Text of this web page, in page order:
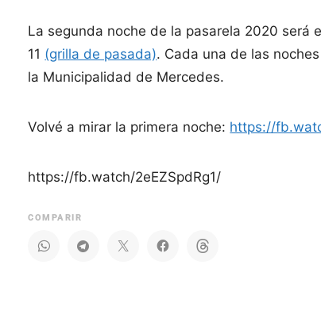
La segunda noche de la pasarela 2020 será
11 (grilla de pasada). Cada una de las
la Municipalidad de Mercedes.
Volvé a mirar la primera noche: https://
https://fb.watch/2eEZSpdRg1/
COMPARIR